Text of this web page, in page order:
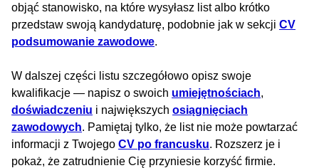
objąć stanowisko, na które wysyłasz list albo krótko
przedstaw swoją kandydaturę, podobnie jak w sekcji CV
podsumowanie zawodowe.
W dalszej części listu szczegółowo opisz swoje
kwalifikacje — napisz o swoich umiejętnościach,
doświadczeniu i największych osiągnięciach
zawodowych. Pamiętaj tylko, że list nie może powtarzać
informacji z Twojego CV po francusku. Rozszerz je i
pokaż, że zatrudnienie Cię przyniesie korzyść firmie.